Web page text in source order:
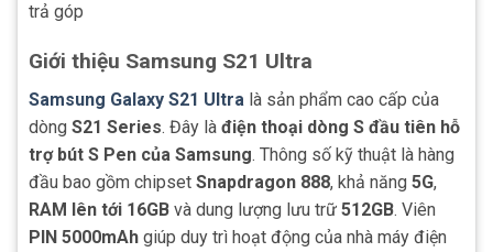
trả góp
Giới thiệu Samsung S21 Ultra
Samsung Galaxy S21 Ultra là sản phẩm cao cấp của
dòng S21 Series. Đây là điện thoại dòng S đầu tiên hỗ
trợ bút S Pen của Samsung. Thông số kỹ thuật là hàng
đầu bao gồm chipset Snapdragon 888, khả năng 5G,
RAM lên tới 16GB và dung lượng lưu trữ 512GB. Viên
PIN 5000mAh giúp duy trì hoạt động của nhà máy điện